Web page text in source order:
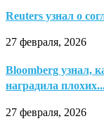
Reuters узнал о
27 февраля, 2026
Bloomberg узнал,
наградила
27 февраля, 2026